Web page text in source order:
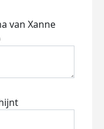
van Xanne